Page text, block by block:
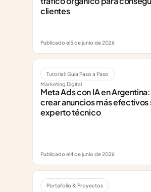
clientes
Publicado el5 de junio de 2026
Tutorial: Guía Paso a Paso
Marketing Digital
Meta Ads con IA en
crear anuncios más efectivos
experto técnico
Publicado el4 de junio de 2026
Portafolio & Proyectos